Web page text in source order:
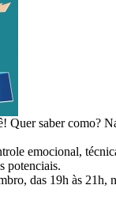
Quer saber como?
emocional,
potenciais.
das 19h às